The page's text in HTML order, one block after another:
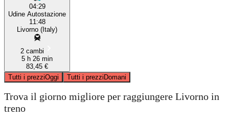
04:29
Udine Autostazione
11:48
Livorno (Italy)
2 cambi
5 h 26 min
83,45 €
Tutti i prezziOggi Tutti i prezziDomani
Trova il giorno migliore per raggiungere Livorno in
treno